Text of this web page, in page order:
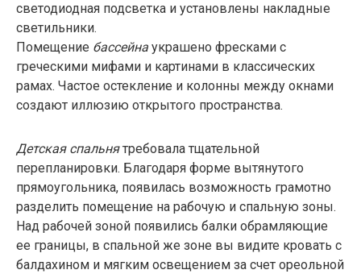
светодиодная подсветка и установлены накладные
светильники.
Помещение бассейна украшено фресками с
греческими мифами и картинами в классических
рамах. Частое остекление и колонны между окнами
создают иллюзию открытого пространства.
Детская спальнятребовала тщательной
перепланировки. Благодаря форме вытянутого
прямоугольника, появилась возможность грамотно
разделить помещение на рабочую и спальную зоны.
Над рабочей зоной появились балки обрамляющие
ее границы, в спальной же зоне вы видите кровать с
балдахином и мягким освещением за счет ореольной